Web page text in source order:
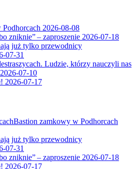
2026-08-08
zniknie” – zaproszenie 2026-07-18
już tylko przewodnicy
07-31
Ludzie, którzy nauczyli nas
2026-07-10
2026-07-17
Bastion zamkowy w Podhorcach
już tylko przewodnicy
07-31
zniknie” – zaproszenie 2026-07-18
2026-07-17